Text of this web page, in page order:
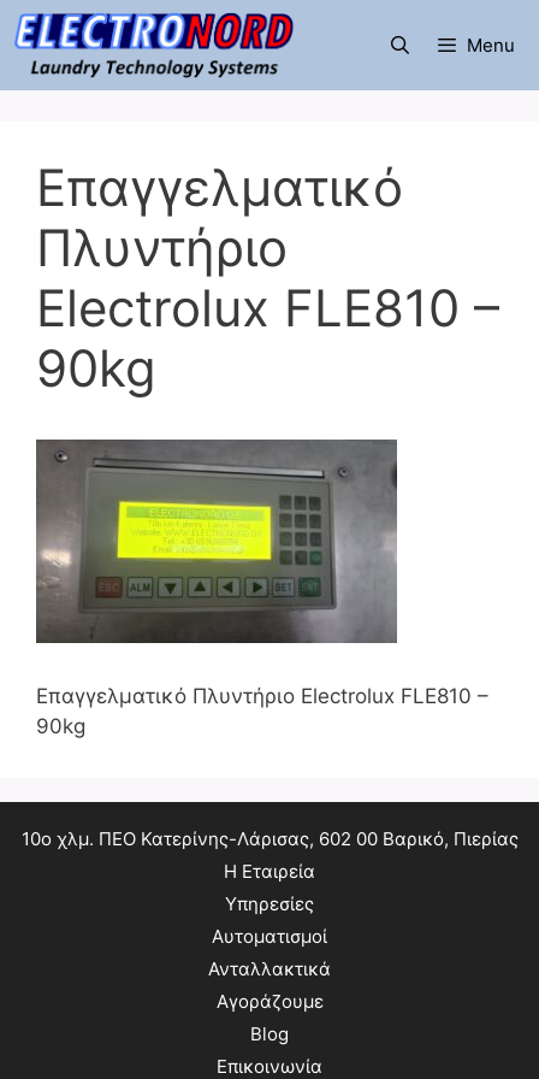
Μετάβαση
σε
περιεχόμενο
Menu
Επαγγελματικό
Πλυντήριο
Electrolux FLE810 –
90kg
Επαγγελματικό Πλυντήριο Electrolux FLE810 –
90kg
10ο χλμ. ΠΕΟ Κατερίνης-Λάρισας, 602 00 Βαρικό, Πιερίας
Η Εταιρεία
Υπηρεσίες
Αυτοματισμοί
Ανταλλακτικά
Αγοράζουμε
Blog
Επικοινωνία